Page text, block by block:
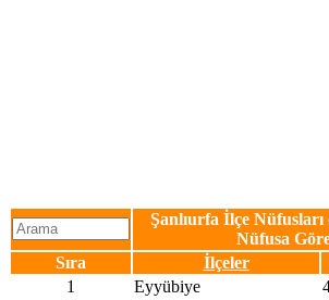
Şanlıurfa İlçe Nüfusları
Nüfusa Göre
Sıra
İlçeler
1
Eyyübiye